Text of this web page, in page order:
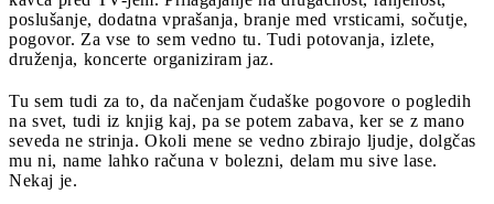
poslušanje, dodatna vprašanja, branje med vrsticami, sočutje,
pogovor. Za vse to sem vedno tu. Tudi potovanja, izlete,
druženja, koncerte organiziram jaz.
Tu sem tudi za to, da načenjam čudaške pogovore o pogledih
na svet, tudi iz knjig kaj, pa se potem zabava, ker se z mano
seveda ne strinja. Okoli mene se vedno zbirajo ljudje, dolgčas
mu ni, name lahko računa v bolezni, delam mu sive lase.
Nekaj je.